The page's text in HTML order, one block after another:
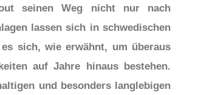
seinen Weg nicht nur nach
lassen sich in schwedischen
sich, wie erwähnt, um überaus
auf Jahre hinaus bestehen.
und besonders langlebigen